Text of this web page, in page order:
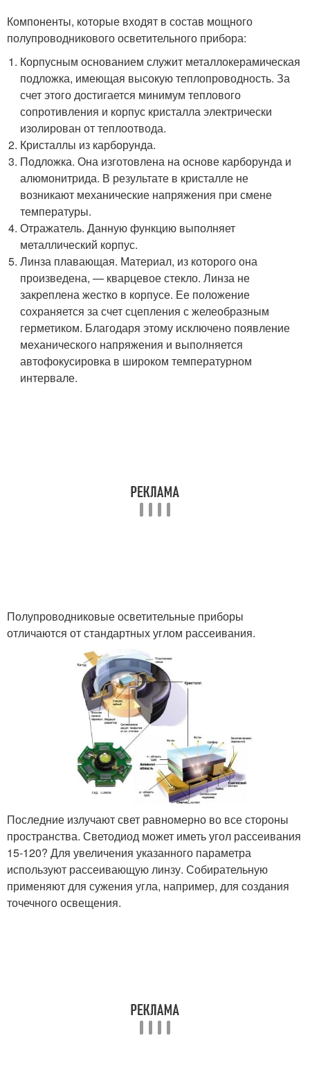
Компоненты, которые входят в состав мощного
полупроводникового осветительного прибора:
Корпусным основанием служит металлокерамическая
подложка, имеющая высокую теплопроводность. За
счет этого достигается минимум теплового
сопротивления и корпус кристалла электрически
изолирован от теплоотвода.
Кристаллы из карборунда.
Подложка. Она изготовлена на основе карборунда и
алюмонитрида. В результате в кристалле не
возникают механические напряжения при смене
температуры.
Отражатель. Данную функцию выполняет
металлический корпус.
Линза плавающая. Материал, из которого она
произведена, — кварцевое стекло. Линза не
закреплена жестко в корпусе. Ее положение
сохраняется за счет сцепления с желеобразным
герметиком. Благодаря этому исключено появление
механического напряжения и выполняется
автофокусировка в широком температурном
интервале.
Полупроводниковые осветительные приборы
отличаются от стандартных углом рассеивания.
Последние излучают свет равномерно во все стороны
пространства. Светодиод может иметь угол рассеивания
15-120? Для увеличения указанного параметра
используют рассеивающую линзу. Собирательную
применяют для сужения угла, например, для создания
точечного освещения.